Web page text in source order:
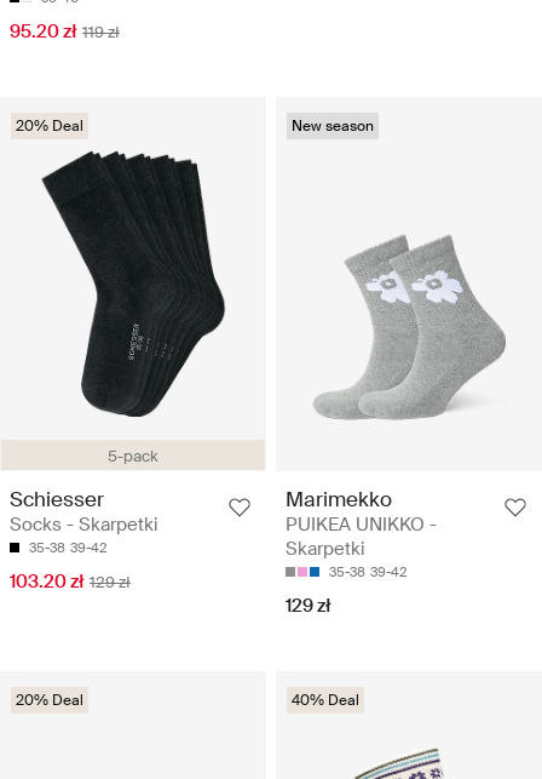
95.20 zł 119 zł
5-pack
20% Deal
Schiesser
Socks - Skarpetki
35-38 39-42
103.20 zł 129 zł
New season
Marimekko
PUIKEA UNIKKO -
Skarpetki
35-38 39-42
129 zł
20% Deal 40% Deal